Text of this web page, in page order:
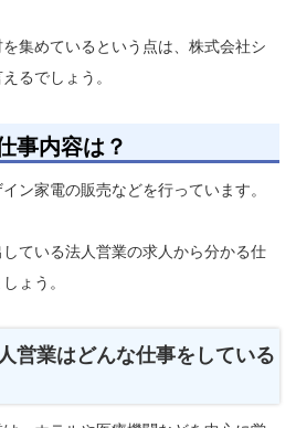
集めているという点は、株式会社シ
るでしょう。
事内容は？
ン家電の販売などを行っています。
ている法人営業の求人から分かる仕
ょう。
営業はどんな仕事をしている